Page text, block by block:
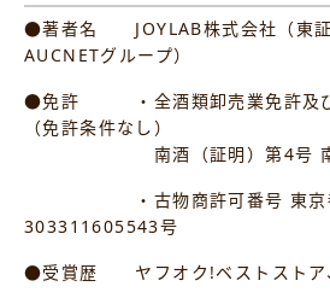
●著者名 JOYLAB株式会社（東証
AUCNETグループ）
●免許 ・全酒類卸売業免許及び
（免許条件なし）
南酒（証明）第4号 南
・古物商許可番号 東京都
303311605543号
●受賞歴 ヤフオク!ベストストア